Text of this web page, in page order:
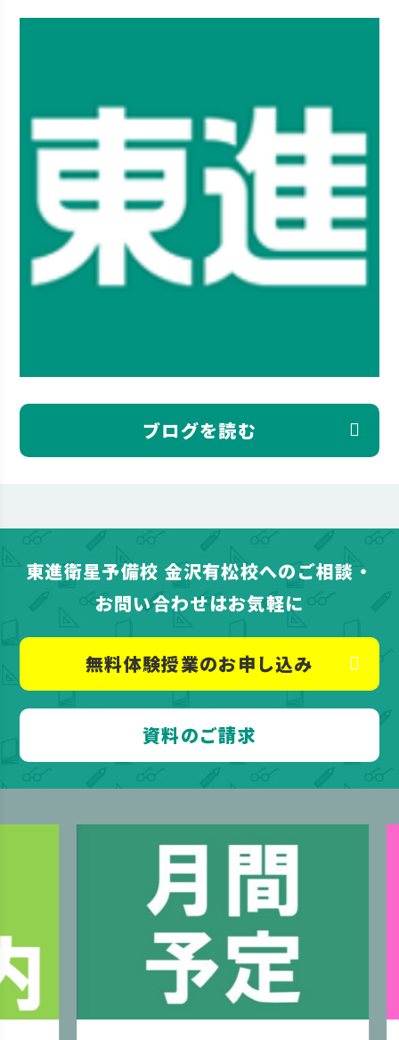
ブログを読む
東進衛星予備校 金沢有松校へのご相談・
お問い合わせはお気軽に
無料体験授業のお申し込み
資料のご請求